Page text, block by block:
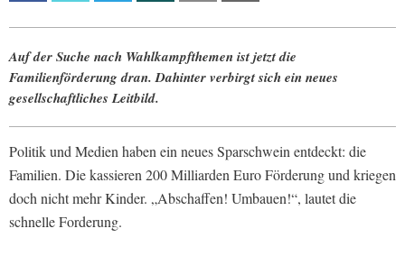
Auf der Suche nach Wahlkampfthemen ist jetzt die
Familienförderung dran. Dahinter verbirgt sich ein neues
gesellschaftliches Leitbild.
Politik und Medien haben ein neues Sparschwein entdeckt: die
Familien. Die kassieren 200 Milliarden Euro Förderung und kriegen
doch nicht mehr Kinder. „Abschaffen! Umbauen!“, lautet die
schnelle Forderung.